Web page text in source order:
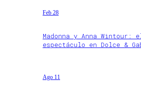
Feb 28
Madonna y Anna Wintour:
espectáculo en Dolce &
Ago 11